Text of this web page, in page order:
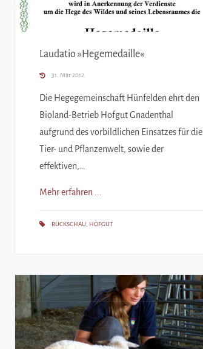
Laudatio »Hegemedaille«
31. Mär 2012
Die Hegegemeinschaft Hünfelden ehrt den
Bioland-Betrieb Hofgut Gnadenthal
aufgrund des vorbildlichen Einsatzes für die
Tier- und Pflanzenwelt, sowie der
effektiven,…
Mehr erfahren ...
RÜCKSCHAU HOFGUT